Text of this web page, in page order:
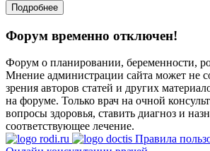
Подробнее
Форум временно отключен!
Форум о планировании, беременности,
Мнение администрации сайта может не
зрения авторов статей и других
на форуме. Только врач на очной
вопросы здоровья, ставить диагноз и
соответствующее лечение.
Правила